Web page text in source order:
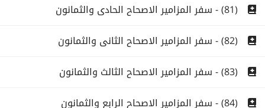
(81) - سفر المزامير الاصحاح الحادى والثمانون
(82) - سفر المزامير الاصحاح الثانى والثمانون
(83) - سفر المزامير الاصحاح الثالث والثمانون
(84) - سفر المزامير الاصحاح الرابع والثمانون